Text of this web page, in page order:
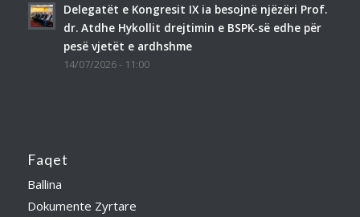
Delegatët e Kongresit IX ia besojnë njëzëri Prof.
dr. Atdhe Hykollit drejtimin e BSPK-së edhe për
pesë vjetët e ardhshme
14/07/2026 - 11:00
Faqet
Ballina
Dokumente Zyrtare